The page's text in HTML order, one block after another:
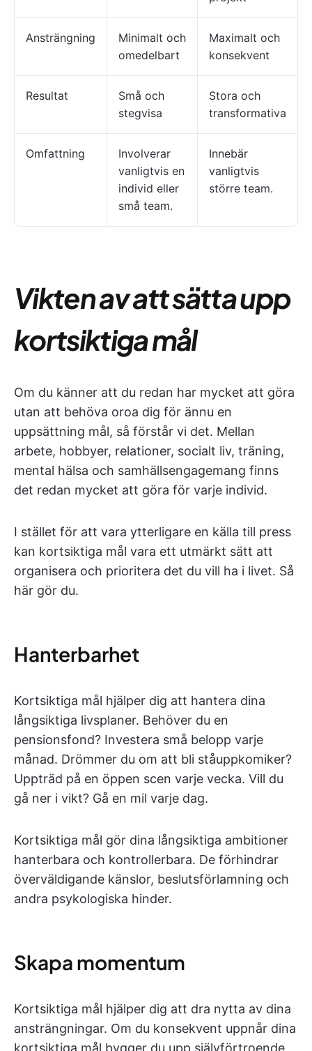
Ansträngning
Minimalt och
omedelbart
Maximalt och
konsekvent
Resultat
Små och
stegvisa
Stora och
transformativa
Omfattning
Involverar
vanligtvis en
individ eller
små team.
Innebär
vanligtvis
större team.
Vikten av att sätta upp
kortsiktiga mål
Om du känner att du redan har mycket att göra
utan att behöva oroa dig för ännu en
uppsättning mål, så förstår vi det. Mellan
arbete, hobbyer, relationer, socialt liv, träning,
mental hälsa och samhällsengagemang finns
det redan mycket att göra för varje individ.
I stället för att vara ytterligare en källa till press
kan kortsiktiga mål vara ett utmärkt sätt att
organisera och prioritera det du vill ha i livet. Så
här gör du.
Hanterbarhet
Kortsiktiga mål hjälper dig att hantera dina
långsiktiga livsplaner. Behöver du en
pensionsfond? Investera små belopp varje
månad. Drömmer du om att bli ståuppkomiker?
Uppträd på en öppen scen varje vecka. Vill du
gå ner i vikt? Gå en mil varje dag.
Kortsiktiga mål gör dina långsiktiga ambitioner
hanterbara och kontrollerbara. De förhindrar
överväldigande känslor, beslutsförlamning och
andra psykologiska hinder.
Skapa momentum
Kortsiktiga mål hjälper dig att dra nytta av dina
ansträngningar. Om du konsekvent uppnår dina
kortsiktiga mål bygger du upp självförtroende